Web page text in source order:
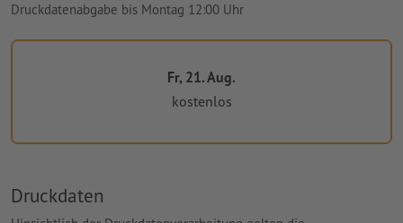
Druckdatenabgabe bis Montag 12:00 Uhr
Fr, 21. Aug.
kostenlos
Druckdaten